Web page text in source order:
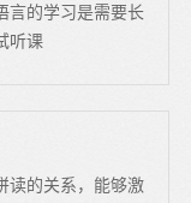
言的学习是需要长
听课
读的关系，能够激